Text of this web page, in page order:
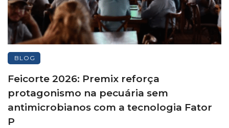
BLOG
Feicorte 2026: Premix reforça
protagonismo na pecuária sem
antimicrobianos com a tecnologia Fator
P